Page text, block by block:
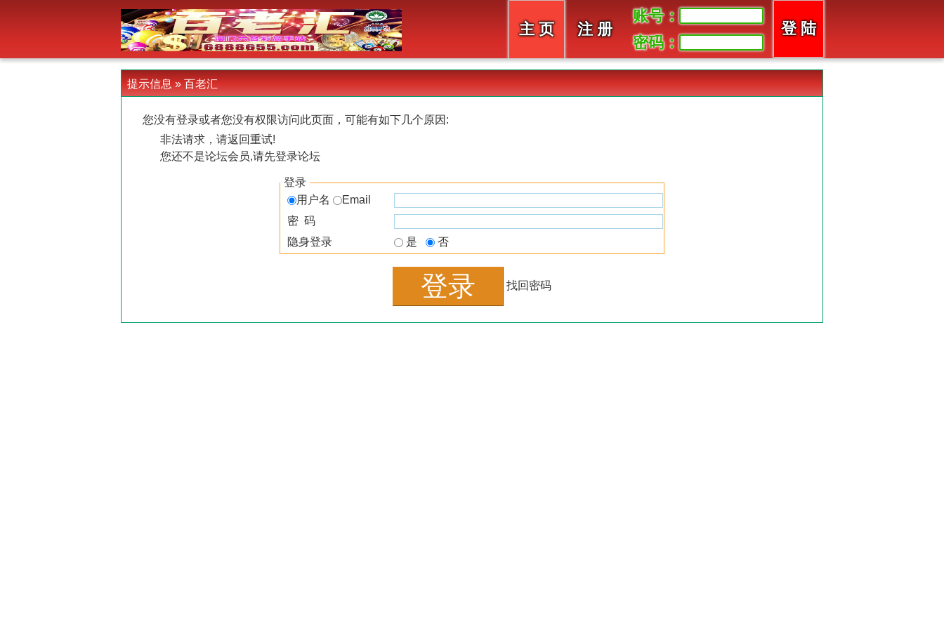
主 页 注 册
账号：
密码：
提示信息 » 百老汇
您没有登录或者您没有权限访问此页面，可能有如下几个原因:
非法请求，请返回重试!
您还不是论坛会员,请先登录论坛
登录
用户名
Email
密 码
隐身登录
是 否
找回密码